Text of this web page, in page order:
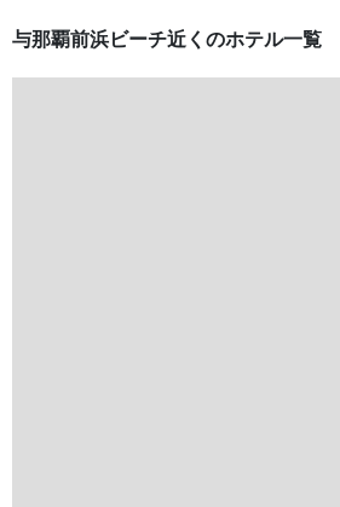
与那覇前浜ビーチ近くのホテル一覧